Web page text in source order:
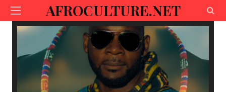
AFROCULTURE.NET